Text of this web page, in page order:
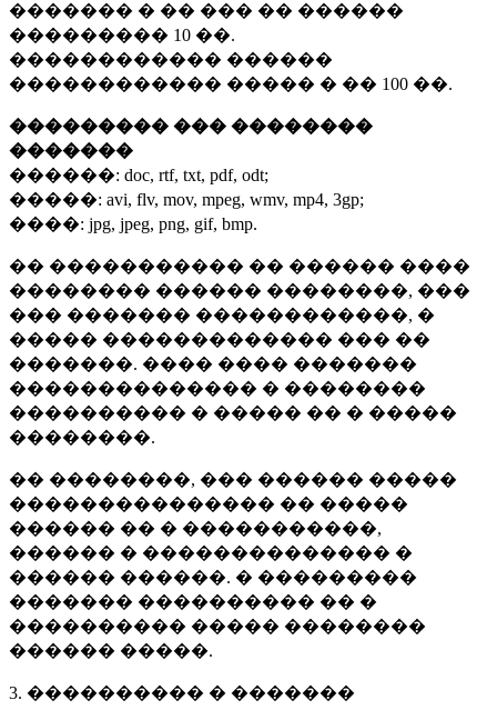
������� � �� ��� �� ������
��������� 10 ��.
������������ ������
������������ ����� � �� 100 ��.
��������� ��� ��������
�������
������: doc, rtf, txt, pdf, odt;
�����: avi, flv, mov, mpeg, wmv, mp4, 3gp;
����: jpg, jpeg, png, gif, bmp.
�� ����������� �� ������ ����
�������� ������ ��������, ���
��� ������� ������������, �
����� ������������� ��� ��
�������. ���� ���� �������
�������������� � ��������
���������� � ����� �� � �����
��������.
�� ��������, ��� ������ �����
��������������� �� �����
������ �� � �����������,
������ � �������������� �
������ ������. � ���������
������� ���������� �� �
���������� ����� ��������
������ �����.
3. ���������� � �������